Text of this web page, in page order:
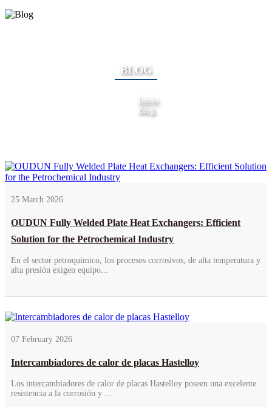
BLOG
Inicio
Blog
25 March 2026
OUDUN Fully Welded Plate Heat Exchangers: Efficient
Solution for the Petrochemical Industry
En el sector petroquímico, los procesos corrosivos, de alta temperatura y
alta presión exigen equipo...
07 February 2026
Intercambiadores de calor de placas Hastelloy
Los intercambiadores de calor de placas Hastelloy poseen una excelente
resistencia a la corrosión y ...